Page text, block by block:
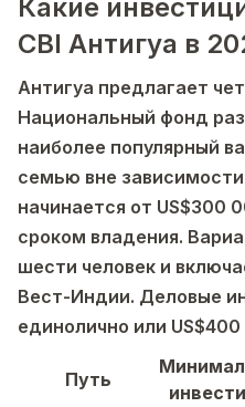
Какие
CBI Антигуа в
Антигуа предлагает
Национальный фонд
наиболее популярный
семью вне
начинается от US$300
сроком владения.
шести человек и
Вест-Индии. Деловые
единолично или
Путь